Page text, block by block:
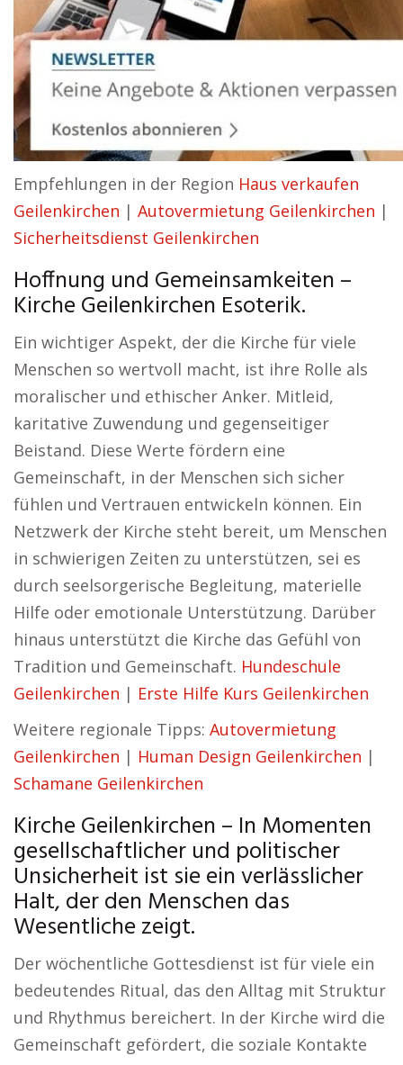
Empfehlungen in der Region Haus verkaufen
Geilenkirchen | Autovermietung Geilenkirchen |
Sicherheitsdienst Geilenkirchen
Hoffnung und Gemeinsamkeiten –
Kirche Geilenkirchen Esoterik.
Ein wichtiger Aspekt, der die Kirche für viele
Menschen so wertvoll macht, ist ihre Rolle als
moralischer und ethischer Anker. Mitleid,
karitative Zuwendung und gegenseitiger
Beistand. Diese Werte fördern eine
Gemeinschaft, in der Menschen sich sicher
fühlen und Vertrauen entwickeln können. Ein
Netzwerk der Kirche steht bereit, um Menschen
in schwierigen Zeiten zu unterstützen, sei es
durch seelsorgerische Begleitung, materielle
Hilfe oder emotionale Unterstützung. Darüber
hinaus unterstützt die Kirche das Gefühl von
Tradition und Gemeinschaft. Hundeschule
Geilenkirchen | Erste Hilfe Kurs Geilenkirchen
Weitere regionale Tipps: Autovermietung
Geilenkirchen | Human Design Geilenkirchen |
Schamane Geilenkirchen
Kirche Geilenkirchen – In Momenten
gesellschaftlicher und politischer
Unsicherheit ist sie ein verlässlicher
Halt, der den Menschen das
Wesentliche zeigt.
Der wöchentliche Gottesdienst ist für viele ein
bedeutendes Ritual, das den Alltag mit Struktur
und Rhythmus bereichert. In der Kirche wird die
Gemeinschaft gefördert, die soziale Kontakte